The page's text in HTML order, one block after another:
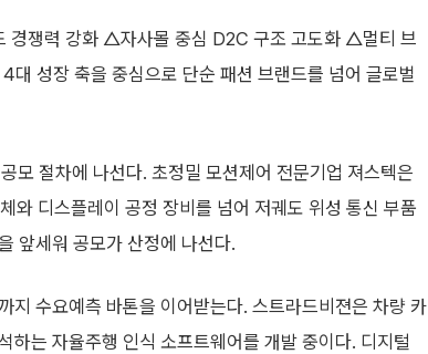
경쟁력 강화 △자사몰 중심 D2C 구조 고도화 △멀티 브
성장 축을 중심으로 단순 패션 브랜드를 넘어 글로벌
모 절차에 나선다. 초정밀 모션제어 전문기업 져스텍은
와 디스플레이 공정 장비를 넘어 저궤도 위성 통신 부품
앞세워 공모가 산정에 나선다.
수요예측 바톤을 이어받는다. 스트라드비젼은 차량 카
하는 자율주행 인식 소프트웨어를 개발 중이다. 디지털